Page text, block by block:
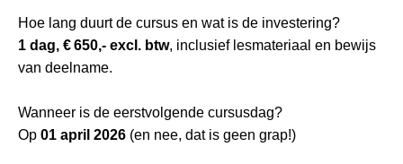
Hoe lang duurt de cursus en wat is de investering?
1 dag, € 650,- excl. btw, inclusief lesmateriaal en bewijs
van deelname.
Wanneer is de eerstvolgende cursusdag?
Op 01 april 2026 (en nee, dat is geen grap!)